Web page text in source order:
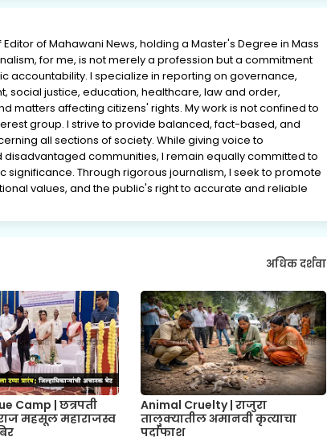
of Mahawani News, holding a Master's Degree in Mass
for me, is not merely a profession but a commitment
accountability. I specialize in reporting on governance,
social justice, education, healthcare, law and order,
matters affecting citizens' rights. My work is not confined to
group. I strive to provide balanced, fact-based, and
all sections of society. While giving voice to
communities, I remain equally committed to
Through rigorous journalism, I seek to promote
values, and the public's right to accurate and reliable
अधिक दर्शवा
Camp | छत्रपती
महसूल महाराजस्व
Animal Cruelty | राजुरा
तालुक्यातील अमानवी कृत्याचा
पर्दाफाश